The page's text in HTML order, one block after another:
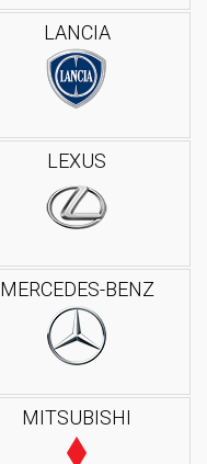
LANCIA
LEXUS
MERCEDES-BENZ
MITSUBISHI